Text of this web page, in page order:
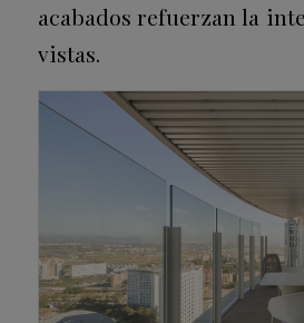
acabados refuerzan la
vistas.